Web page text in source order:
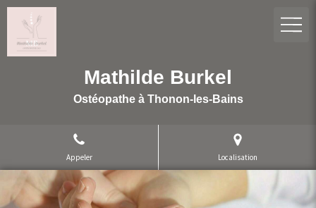
Mathilde Burkel
Ostéopathe à Thonon-les-Bains
Appeler Localisation